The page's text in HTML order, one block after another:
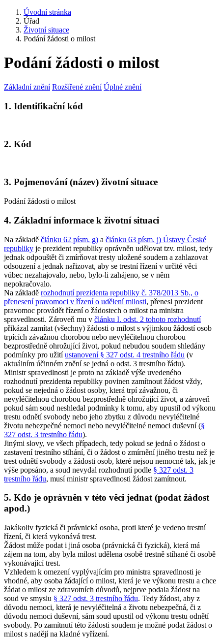
Úvodní stránka
Úřad
Životní situace
Podání žádosti o milost
Podání žádosti o milost
Základní znění Rozšířené znění Úplné znění
1. Identifikační kód
2. Kód
3. Pojmenování (název) životní situace
Podání žádosti o milost
4. Základní informace k životní situaci
Na základě článku 62 písm. g) a článku 63 písm. j) Ústavy České
republiky je prezident republiky oprávněn udělovat tzv. milost, tedy
jednak odpouštět či zmírňovat tresty uložené soudem a zahlazovat
odsouzení a jednak nařizovat, aby se trestní řízení v určité věci
vůbec nezahajovalo, nebo, bylo-li zahájeno, se v něm
nepokračovalo.
Na základě rozhodnutí prezidenta republiky č. 378/2013 Sb., o
přenesení pravomoci v řízení o udělení milosti, přenesl prezident
pravomoc provádět řízení o žádostech o milost na ministra
spravedlnosti. Zároveň mu v článku I. odst. 2 tohoto rozhodnutí
přikázal zamítat (všechny) žádosti o milost s výjimkou žádostí osob
trpících závažnou chorobou nebo nevyléčitelnou chorobou
bezprostředně ohrožující život, pokud nebudou soudem shledány
podmínky pro užitíustanovení § 327 odst. 4 trestního řádu (v
aktuálním účinném znění se jedná o odst. 3 trestního řádu).
Ministr spravedlnosti je proto na základě výše uvedeného
rozhodnutí prezidenta republiky povinen zamítnout žádost vždy,
pokud se nejedná o žádost osoby, která trpí závažnou, či
nevyléčitelnou chorobou bezprostředně ohrožující život, a zároveň
pokud sám soud neshledal podmínky k tomu, aby upustil od výkonu
trestu odnětí svobody nebo jeho zbytku z důvodu nevyléčitelné
životu nebezpečné nemoci nebo nevyléčitelné nemoci duševní (§
327 odst. 3 trestního řádu).
Jinými slovy, ve všech případech, tedy pokud se jedná o žádost o
zastavení trestního stíhání, či o žádost o zmírnění jiného trestu než je
trest odnětí svobody a žádosti osob, které nejsou nemocné tak, jak je
výše popsáno, a soud nevydal rozhodnutí podle § 327 odst. 3
trestního řádu, musí ministr spravedlnosti žádost zamítnout.
5. Kdo je oprávněn v této věci jednat (podat žádost
apod.)
Jakákoliv fyzická či právnická osoba, proti které je vedeno trestní
řízení, či která vykonává trest.
Žádost může podat i jiná osoba (právnická či fyzická), která má
zájem na tom, aby byla milost udělena osobě trestně stíhané či osobě
vykonávající trest.
Vzhledem k omezení vyplývajícím pro ministra spravedlnosti je
vhodné, aby osoba žádající o milost, která je ve výkonu trestu a chce
žádat o milost ze zdravotních důvodů, nejprve podala žádost na
soud ve smyslu § 327 odst. 3 trestního řádu. Tedy žádost, aby z
důvodu nemoci, která je nevyléčitelná a životu nebezpečná, či z
důvodu nemoci duševní, sám soud upustil od výkonu trestu odnětí
svobody. Po zamítnutí této žádosti soudem je možné podat žádost o
milost s nadějí na kladné vyřízení.